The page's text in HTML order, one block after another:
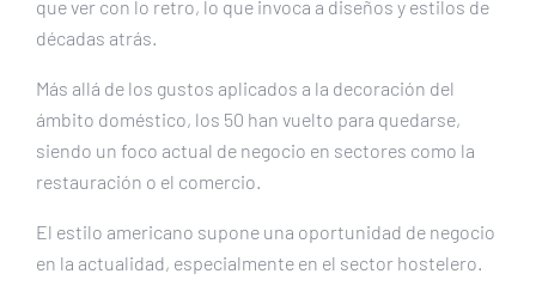
que ver con lo retro, lo que invoca a diseños y estilos de
décadas atrás.
Más allá de los gustos aplicados a la decoración del
ámbito doméstico, los 50 han vuelto para quedarse,
siendo un foco actual de negocio en sectores como la
restauración o el comercio.
El estilo americano supone una oportunidad de negocio
en la actualidad, especialmente en el sector hostelero.